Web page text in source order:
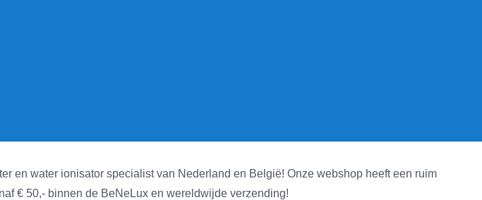
en water ionisator specialist van Nederland en België! Onze webshop heeft een ruim
€ 50,- binnen de BeNeLux en wereldwijde verzending!